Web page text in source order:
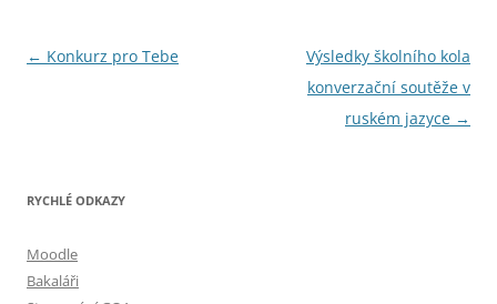
Navigace
← Konkurz pro Tebe
Výsledky školního kola
konverzační soutěže v
ruském jazyce →
RYCHLÉ ODKAZY
Moodle
Bakaláři